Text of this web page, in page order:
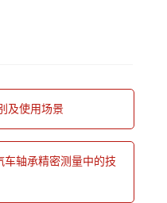
及使用场景
轴承精密测量中的技